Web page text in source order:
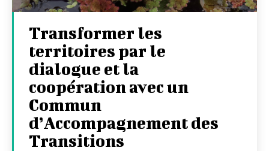
Transformer les
territoires par le
dialogue et la
coopération avec un
Commun
d’Accompagnement des
Transitions